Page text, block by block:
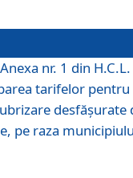
nr. 1 din H.C.L.
tarifelor pentru
desfăşurate
pe raza